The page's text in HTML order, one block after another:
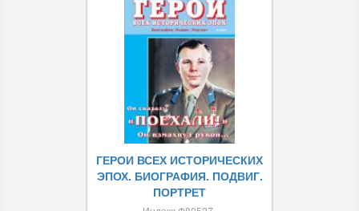
ГЕРОИ ВСЕХ ИСТОРИЧЕСКИХ
ЭПОХ. БИОГРАФИЯ. ПОДВИГ.
ПОРТРЕТ